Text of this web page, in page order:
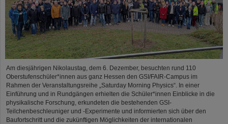
Am diesjährigen Nikolaustag, dem 6. Dezember, besuchten rund 110
Oberstufenschüler*innen aus ganz Hessen den GSI/FAIR-Campus im
Rahmen der Veranstaltungsreihe „Saturday Morning Physics“. In einer
Einführung und in Rundgängen erhielten die Schüler*innen Einblicke in die
physikalische Forschung, erkundeten die bestehenden GSI-
Teilchenbeschleuniger und -Experimente und informierten sich über den
Baufortschritt und die zukünftigen Möglichkeiten der internationalen